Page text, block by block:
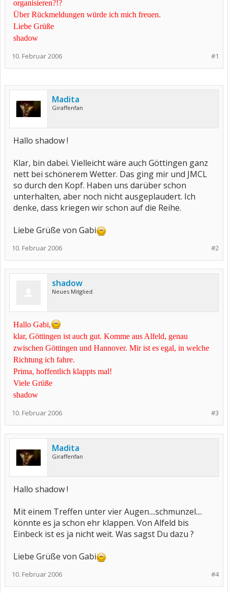
organisieren?!?
Über Rückmeldungen würde ich mich freuen.
Liebe Grüße
shadow
#1
10. Februar 2006
Madita
Giraffenfan
Hallo shadow !
Klar, bin dabei. Vielleicht wäre auch Göttingen ganz
nett bei schönerem Wetter. Das ging mir und JMCL
so durch den Kopf. Haben uns darüber schon
unterhalten, aber noch nicht ausgeplaudert. Ich
denke, dass kriegen wir schon auf die Reihe.
Liebe Grüße von Gabi
#2
10. Februar 2006
shadow
Neues Mitglied
Hallo Gabi,
klar, Göttingen ist auch gut. Komme aus Alfeld, genau
zwischen Göttingen und Hannover. Mir ist es egal, in welche
Richtung ich fahre.
Prima, hoffentlich klappts mal!
Viele Grüße
shadow
#3
10. Februar 2006
Madita
Giraffenfan
Hallo shadow !
Mit einem Treffen unter vier Augen....schmunzel....
könnte es ja schon ehr klappen. Von Alfeld bis
Einbeck ist es ja nicht weit. Was sagst Du dazu ?
Liebe Grüße von Gabi
#4
10. Februar 2006